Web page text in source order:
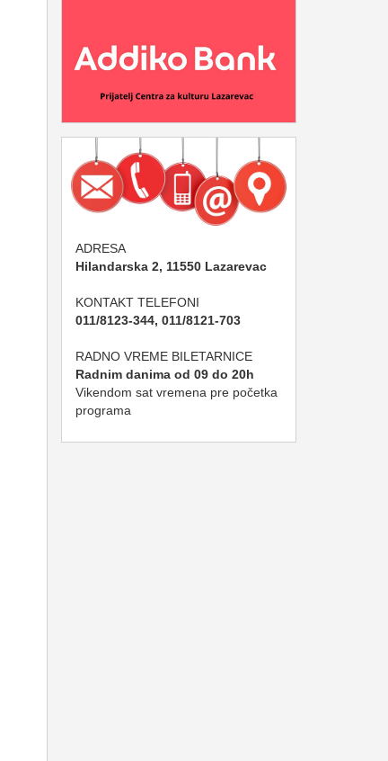
ADRESA
Hilandarska 2, 11550 Lazarevac
KONTAKT TELEFONI
011/8123-344, 011/8121-703
RADNO VREME BILETARNICE
Radnim danima od 09 do 20h
Vikendom sat vremena pre početka
programa